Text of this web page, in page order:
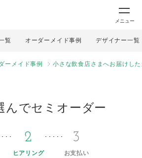
メニュー
覧 オーダーメイド事例 デザイナー一覧
ーメイド事例 小さな飲食店さまへお届けし
んでセミオーダー
2
ヒアリング
3
お支払い